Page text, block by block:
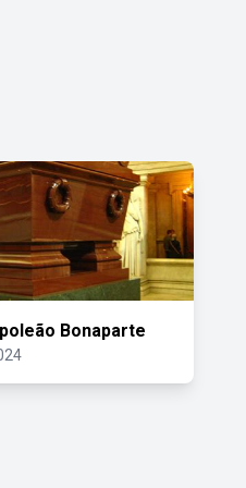
Bonaparte